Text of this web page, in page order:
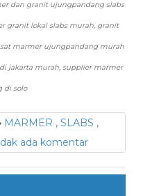
dan granit ujungpandang slabs
granit lokal slabs murah, granit
marmer ujungpandang murah
jakarta murah, supplier marmer
di solo
MARMER , SLABS ,
ada komentar